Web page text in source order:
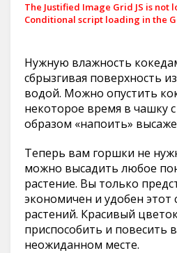
The Justified Image Grid JS is
Conditional script loading in the
Нужную влажность
сбрызгивая поверхность
водой. Можно опустить
некоторое время в чашку
образом «напоить»
Теперь вам горшки не
можно высадить любое
растение. Вы только
экономичен и удобен этот
растений. Красивый
приспособить и повесить
неожиданном месте.